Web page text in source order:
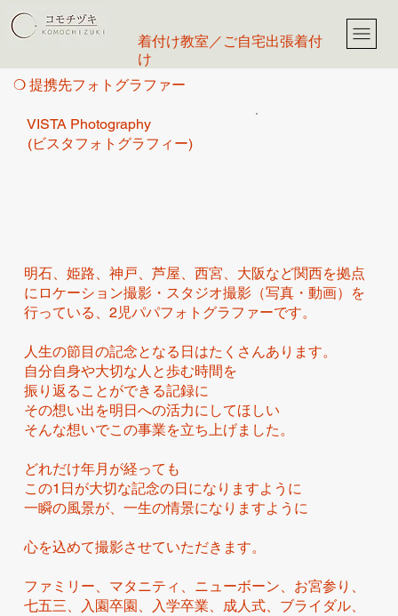
​着付け教室／ご自宅出張着付
け
​❍ 提携先フォトグラファー
VISTA Photography
(ビスタフォトグラフィー)
明石、姫路、神戸、芦屋、西宮、大阪など関西を拠点
にロケーション撮影・スタジオ撮影（写真・動画）を
行っている、2児パパフォトグラファーです。
人生の節目の記念となる日はたくさんあります。
自分自身や大切な人と歩む時間を
振り返ることができる記録に
その想い出を明日への活力にしてほしい
そんな想いでこの事業を立ち上げました。
どれだけ年月が経っても
この1日が大切な記念の日になりますように
一瞬の風景が、一生の情景になりますように
心を込めて撮影させていただきます。
ファミリー、マタニティ、ニューボーン、お宮参り、
七五三、入園卒園、入学卒業、成人式、ブライダル、